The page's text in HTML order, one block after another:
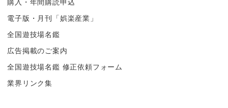
電子版・月刊「娯楽産業」
全国遊技場名鑑
広告掲載のご案内
全国遊技場名鑑 修正依頼フォーム
業界リンク集